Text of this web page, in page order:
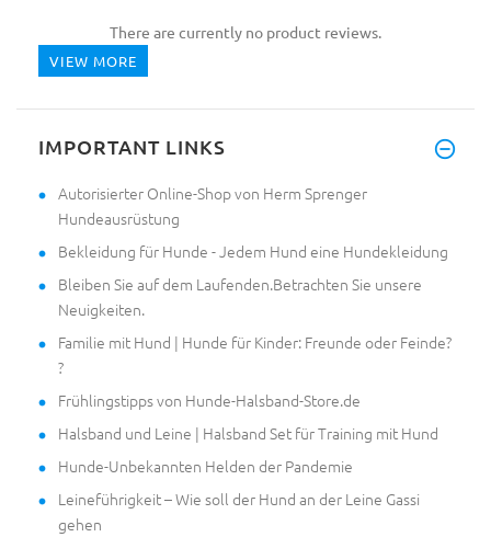
There are currently no product reviews.
VIEW MORE
IMPORTANT LINKS
Autorisierter Online-Shop von Herm Sprenger
Hundeausrüstung
Bekleidung für Hunde - Jedem Hund eine Hundekleidung
Bleiben Sie auf dem Laufenden.Betrachten Sie unsere
Neuigkeiten.
Familie mit Hund | Hunde für Kinder: Freunde oder Feinde?
?
Frühlingstipps von Hunde-Halsband-Store.de
Halsband und Leine | Halsband Set für Training mit Hund
Hunde-Unbekannten Helden der Pandemie
Leineführigkeit – Wie soll der Hund an der Leine Gassi
gehen